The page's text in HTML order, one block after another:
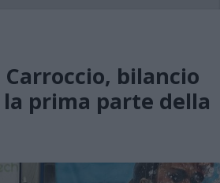
bilancio
prima parte della